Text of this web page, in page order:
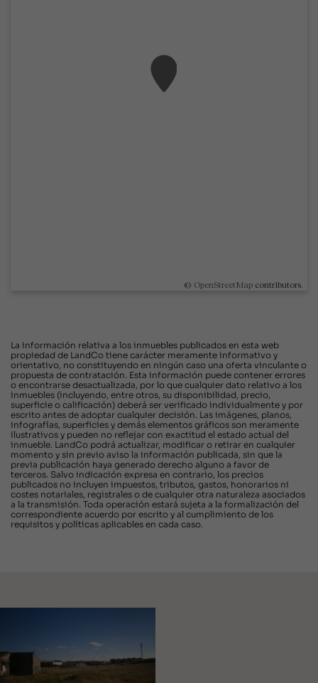
© OpenStreetMap contributors.
La información relativa a los inmuebles publicados en esta web
propiedad de LandCo tiene carácter meramente informativo y
orientativo, no constituyendo en ningún caso una oferta vinculante o
propuesta de contratación. Esta información puede contener errores
o encontrarse desactualizada, por lo que cualquier dato relativo a los
inmuebles (incluyendo, entre otros, su disponibilidad, precio,
superficie o calificación) deberá ser verificado individualmente y por
escrito antes de adoptar cualquier decisión. Las imágenes, planos,
infografías, superficies y demás elementos gráficos son meramente
ilustrativos y pueden no reflejar con exactitud el estado actual del
inmueble. LandCo podrá actualizar, modificar o retirar en cualquier
momento y sin previo aviso la información publicada, sin que la
previa publicación haya generado derecho alguno a favor de
terceros. Salvo indicación expresa en contrario, los precios
publicados no incluyen impuestos, tributos, gastos, honorarios ni
costes notariales, registrales o de cualquier otra naturaleza asociados
a la transmisión. Toda operación estará sujeta a la formalización del
correspondiente acuerdo por escrito y al cumplimiento de los
requisitos y políticas aplicables en cada caso.